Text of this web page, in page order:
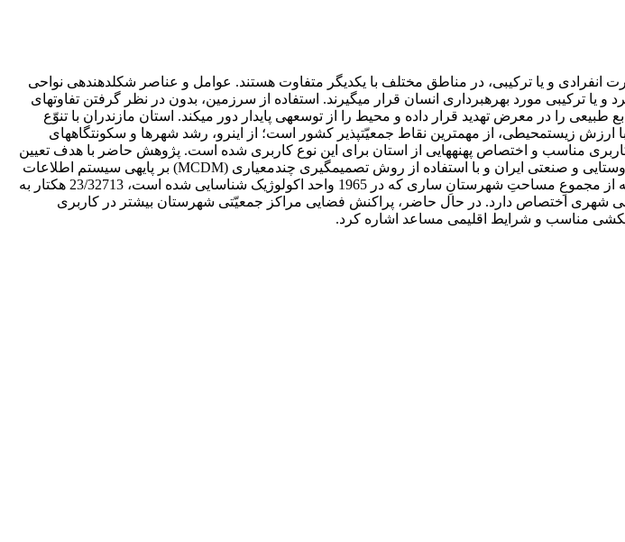
هر سرزمین متشکّل از عوامل و عناصر متعدّدی واقع در سطح و یا نزدیک سطح زمین است که به‎صورت انفرادی و یا ترکیبی، در مناطق مختلف با یکدیگر متفاوت هستند. عوامل و عناصر شکل‎دهنده‎ی نواحی
مختلف را منابع طبیعی و یا اکولوژیکی می‎نامند که شامل منابع فیزیکی و زیستی است و به‎صورت منفرد و یا ترکیبی مورد بهره‎برداری انسان قرار می‎گیرند. استفاده از سرزمین، بدون در نظر گرفتن تفاوت‎های
اکولوژیک و پتانسیل‎های محیطی، باعث پیامدهای ناگوار و تخریب محیط زیست می‎شود که درنهایت، منابع طبیعی را در معرض تهدید قرار داده و محیط را از توسعه‎ی پایدار دور می‎کند. استان مازندران با تنوّع
اکوسیستم‎های مناسب و مساعد برای زیست انسانی و تنوّع جاذبه‎های طبیعی و چشم‎اندازها و مناظر با ارزش زیست‎محیطی، از مهم‎ترین نقاط جمعیّت‎پذیر کشور است؛ از این‎رو، رشد شهرها و سکونتگاه‎های
روستایی و در پی آن سایر زیرساخت‎ها و تأسیسات انسانی مورد نیاز، ناگزیر از ارزیابی توان اکولوژیک کاربری مناسب و اختصاص پهنه‎هایی از استان برای این نوع کاربری شده است. پژوهش حاضر با هدف تعیین
کاربری مناسب توسعه‎ی شهری، بر اساس شاخص‎های مدل ارزیابی توان اکولوژیک توسعه‎ی شهری، روستایی و صنعتی ایران و با استفاده از روش تصمیم‎گیری چندمعیاری (MCDM) بر پایه‎ی سیستم اطلاعات
جغرافیایی (GIS) در شهرستان ساری، استان مازندران گردآوری شده است. نتایج حاکی از آن است که از مجموعِ مساحتِ شهرستانِ ساری که در 1965 واحد اکولوژیک شناسایی شده است، 23/32713 هکتار به
کاربری مناسب، 465/47668 هکتار به کاربری متوسّط و 399/275438 هکتار به کاربری نامناسب توسعه‎ی شهری اختصاص دارد. در حال حاضر، پراکنش فضایی مراکز جمعیّتی شهرستان بیشتر در کاربری